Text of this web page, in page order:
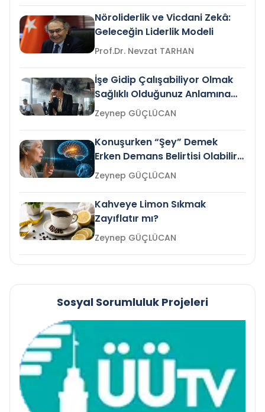
Nöroliderlik ve Vicdani Zekâ:
Geleceğin Liderlik Modeli
Prof.Dr. Nevzat TARHAN
İşe Gidip Çalışabiliyor Olmak
Sağlıklı Olduğunuz Anlamına
Gelir mi?Zeynep GÜÇLÜCAN
Konuşurken “Şey” Demek
Erken Demans Belirtisi Olabilir
mi?
Zeynep GÜÇLÜCAN
Kahveye Limon Sıkmak
Zayıflatır mı?
Zeynep GÜÇLÜCAN
Sosyal Sorumluluk Projeleri